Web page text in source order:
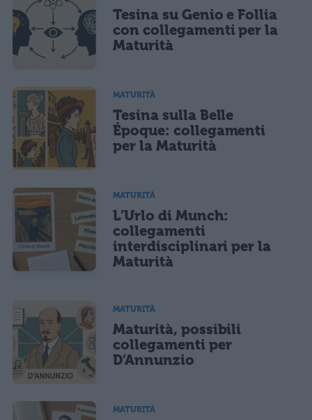
Tesina su Genio e Follia
con collegamenti per la
Maturità
MATURITÀ
Tesina sulla Belle
Époque: collegamenti
per la Maturità
MATURITÀ
L’Urlo di Munch:
collegamenti
interdisciplinari per la
Maturità
MATURITÀ
Maturità, possibili
collegamenti per
D’Annunzio
MATURITÀ